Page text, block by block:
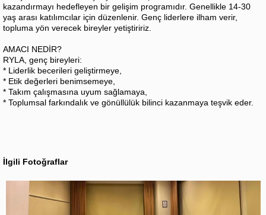
kazandırmayı hedefleyen bir gelişim programıdır. Genellikle 14-30
yaş arası katılımcılar için düzenlenir. Genç liderlere ilham verir,
topluma yön verecek bireyler yetiştiririz.
AMACI NEDİR?
RYLA, genç bireyleri:
* Liderlik becerileri geliştirmeye,
* Etik değerleri benimsemeye,
* Takım çalışmasına uyum sağlamaya,
* Toplumsal farkındalık ve gönüllülük bilinci kazanmaya teşvik eder.
İlgili Fotoğraflar